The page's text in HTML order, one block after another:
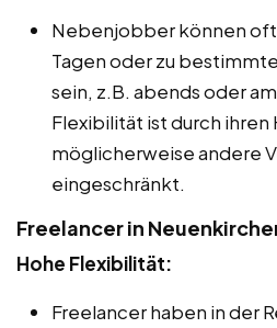
Nebenjobber können
Tagen oder zu
sein, z.B. abends oder
Flexibilität ist durch ihren
möglicherweise andere
eingeschränkt.
Freelancer in
Hohe Flexibilität:
Freelancer haben in der